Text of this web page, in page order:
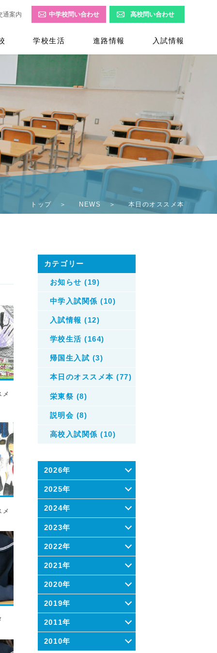
通案内 中学校問い合わせ 高校問い合わせ
学校生活 進路情報 入試情報
トップ NEWS 本日のオススメ本
メ
メ
カテゴリー
お知らせ (19)
中学入試関係 (10)
入試情報 (12)
学校生活 (164)
帰国生入試 (3)
本日のオススメ本 (77)
栄東祭 (8)
説明会 (8)
高校入試関係 (10)
2026年
2025年
2024年
2023年
2022年
2021年
2020年
2019年
2011年
2010年